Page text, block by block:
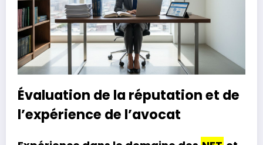
Évaluation de la réputation et de
l’expérience de l’avocat